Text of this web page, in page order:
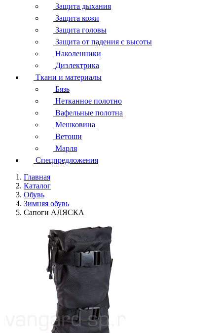
Защита дыхания
Защита кожи
Защита головы
Защита от падения с высоты
Наколенники
Диэлектрика
Ткани и материалы
Бязь
Нетканное полотно
Вафельные полотна
Мешковина
Ветоши
Марля
Спецпредложения
Главная
Каталог
Обувь
Зимняя обувь
Сапоги АЛЯСКА